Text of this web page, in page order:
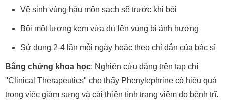
Vệ sinh vùng hậu môn sạch sẽ trước khi bôi
Bôi một lượng kem vừa đủ lên vùng bị ảnh hưởng
Sử dụng 2-4 lần mỗi ngày hoặc theo chỉ dẫn của bác sĩ
Bằng chứng khoa học: Nghiên cứu đăng trên tạp chí
"Clinical Therapeutics" cho thấy Phenylephrine có hiệu quả
trong việc giảm sưng và cải thiện tình trạng viêm do bệnh trĩ.